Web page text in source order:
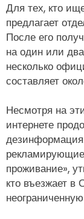
Для тех, кто
предлагает
После его
на один или
несколько
составляет
Несмотря на
интернете
проживание»,
кто въезжает в